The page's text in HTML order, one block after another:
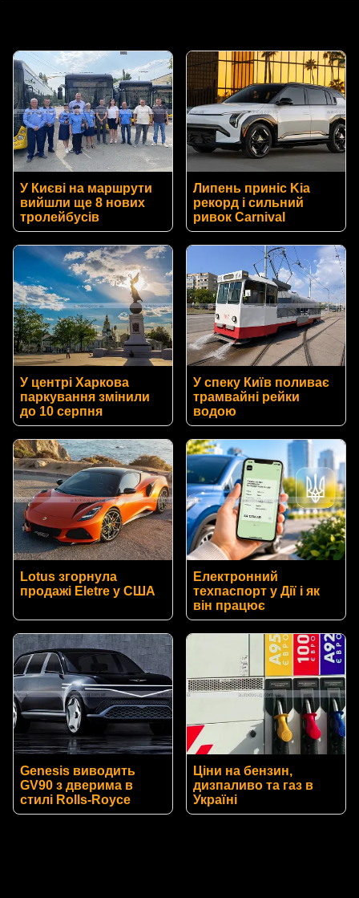
У Києві на маршрути
вийшли ще 8 нових
тролейбусів
Липень приніс Kia
рекорд і сильний
ривок Carnival
У центрі Харкова
паркування змінили
до 10 серпня
У спеку Київ поливає
трамвайні рейки
водою
Lotus згорнула
продажі Eletre у США
Електронний
техпаспорт у Дії і як
він працює
Genesis виводить
GV90 з дверима в
стилі Rolls-Royce
Ціни на бензин,
дизпаливо та газ в
Україні